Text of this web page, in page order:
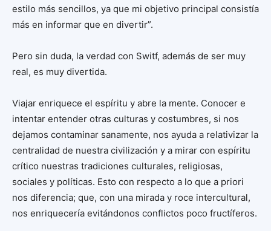
estilo más sencillos, ya que mi objetivo principal consistía
más en informar que en divertir”.
Pero sin duda, la verdad con Switf, además de ser muy
real, es muy divertida.
Viajar enriquece el espíritu y abre la mente. Conocer e
intentar entender otras culturas y costumbres, si nos
dejamos contaminar sanamente, nos ayuda a relativizar la
centralidad de nuestra civilización y a mirar con espíritu
crítico nuestras tradiciones culturales, religiosas,
sociales y políticas. Esto con respecto a lo que a priori
nos diferencia; que, con una mirada y roce intercultural,
nos enriquecería evitándonos conflictos poco fructíferos.